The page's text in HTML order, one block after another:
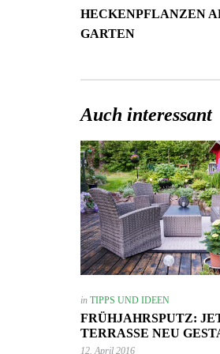
HECKENPFLANZEN
GARTEN
Auch interessant
in TIPPS UND IDEEN
FRÜHJAHRSPUTZ:
TERRASSE NEU
12. April 2016